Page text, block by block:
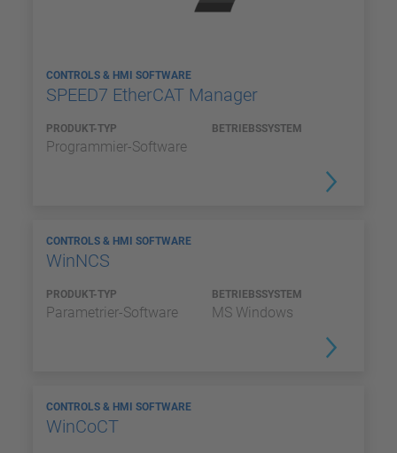
CONTROLS & HMI SOFTWARE
SPEED7 EtherCAT Manager
PRODUKT-TYP
Programmier-Software
BETRIEBSSYSTEM
CONTROLS & HMI SOFTWARE
WinNCS
PRODUKT-TYP
Parametrier-Software
BETRIEBSSYSTEM
MS Windows
CONTROLS & HMI SOFTWARE
WinCoCT